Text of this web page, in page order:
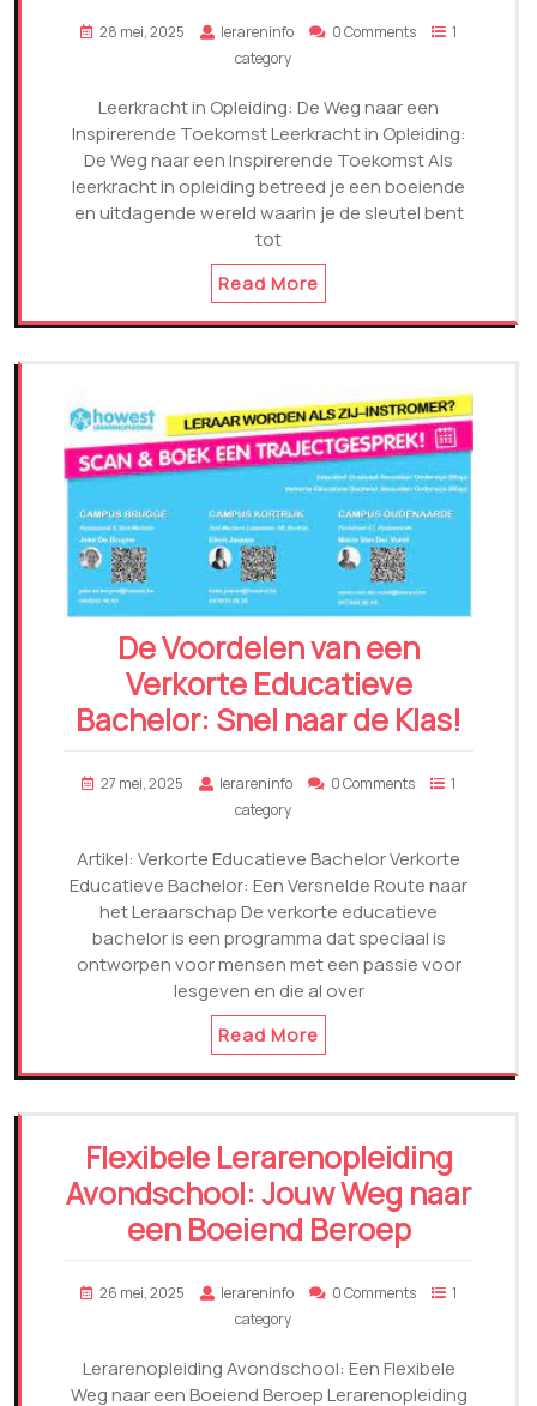
28 mei, 2025 lerareninfo 0 Comments
1
category
Leerkracht in Opleiding: De Weg naar een
Inspirerende Toekomst Leerkracht in Opleiding:
De Weg naar een Inspirerende Toekomst Als
leerkracht in opleiding betreed je een boeiende
en uitdagende wereld waarin je de sleutel bent
tot
Read More
De Voordelen van een
Verkorte Educatieve
Bachelor: Snel naar de Klas!
27 mei, 2025 lerareninfo 0 Comments
1
category
Artikel: Verkorte Educatieve Bachelor Verkorte
Educatieve Bachelor: Een Versnelde Route naar
het Leraarschap De verkorte educatieve
bachelor is een programma dat speciaal is
ontworpen voor mensen met een passie voor
lesgeven en die al over
Read More
Flexibele Lerarenopleiding
Avondschool: Jouw Weg naar
een Boeiend Beroep
26 mei, 2025 lerareninfo 0 Comments
1
category
Lerarenopleiding Avondschool: Een Flexibele
Weg naar een Boeiend Beroep Lerarenopleiding